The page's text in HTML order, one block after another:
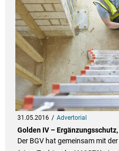
31.05.2016 Advertorial
Golden IV –
Der BGV hat gemeinsam mit